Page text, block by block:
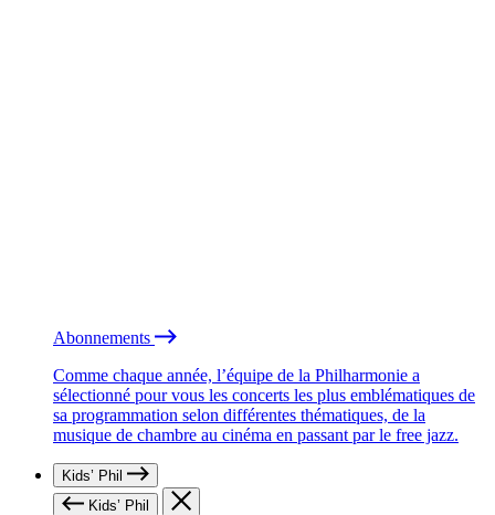
Abonnements
Comme chaque année, l’équipe de la Philharmonie a
sélectionné pour vous les concerts les plus emblématiques de
sa programmation selon différentes thématiques, de la
musique de chambre au cinéma en passant par le free jazz.
Kids’ Phil
Kids’ Phil